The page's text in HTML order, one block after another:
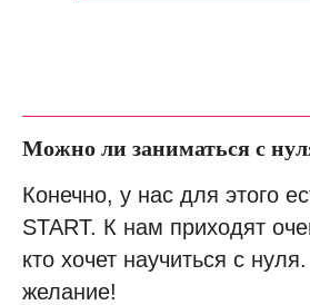
Можно ли заниматься с
Конечно, у нас для этого
START. К нам приходят
кто хочет научиться с
желание!